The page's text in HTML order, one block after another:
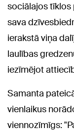
sociālajos tīklos
sava
ierakstā viņa
laulības
iezīmējot
Samanta
vienlaikus
viennozīmīgs: